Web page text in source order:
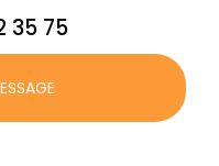
35 75